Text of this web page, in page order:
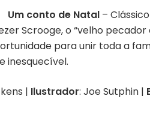
Um conto de Natal –
Scrooge, o “velho
para unir toda a
inesquecível.
| Ilustrador: Joe Sutphin |